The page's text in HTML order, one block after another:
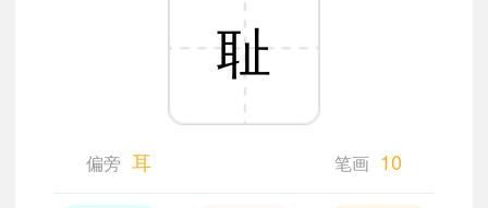
耻
偏旁 耳 笔画 10